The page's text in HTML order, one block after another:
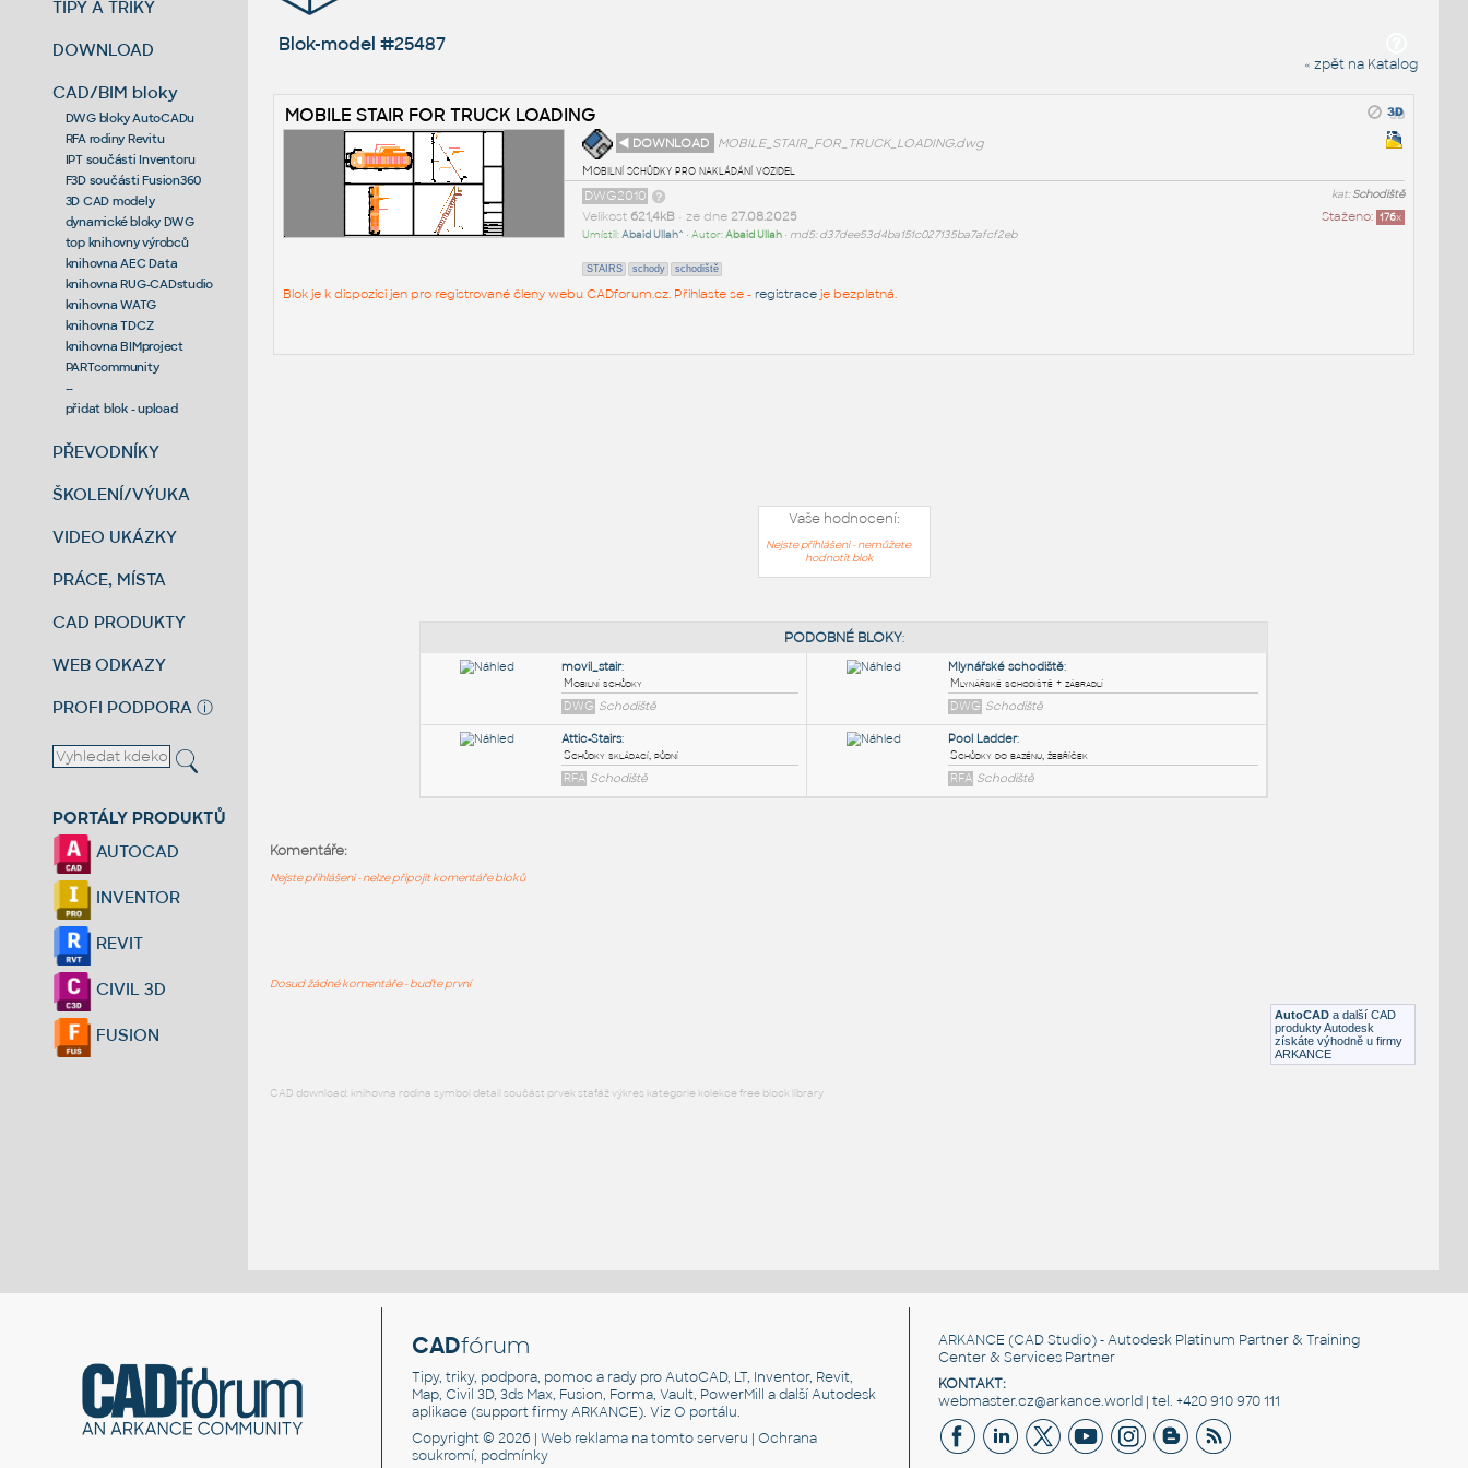
TIPY A TRIKY
DOWNLOAD
CAD/BIM bloky
DWG bloky AutoCADu
RFA rodiny Revitu
IPT součásti Inventoru
F3D součásti Fusion360
3D CAD modely
dynamické bloky DWG
top knihovny výrobců
knihovna AEC Data
knihovna RUG-CADstudio
knihovna WATG
knihovna TDCZ
knihovna BIMproject
PARTcommunity
--
přidat blok - upload
PŘEVODNÍKY
ŠKOLENÍ/VÝUKA
VIDEO UKÁZKY
PRÁCE, MÍSTA
CAD PRODUKTY
WEB ODKAZY
PROFI PODPORA ⓘ
PORTÁLY PRODUKTŮ
AUTOCAD
INVENTOR
REVIT
CIVIL 3D
FUSION
Blok-model #25487
« zpět na Katalog
MOBILE STAIR FOR TRUCK LOADING
◄ DOWNLOAD
MOBILE_STAIR_FOR_TRUCK_LOADING.dwg
Mobilní schůdky pro nakládání vozidel
kat:Schodiště
DWG2010
Staženo: 176x
Velikost 621,4kB• ze dne 27.08.2025
Umístil:Abaid Ullah^ • Autor:Abaid Ullah• md5: d37dee53d4ba151c027135ba7afcf2eb
STAIRS schody schodiště
Blok je k dispozici jen pro registrované členy webu CADforum.cz. Přihlaste se - registraceje bezplatná.
Vaše hodnocení:
Nejste přihlášeni - nemůžete
hodnotit blok
AutoCAD a další CAD
produkty Autodesk
získáte výhodně u firmy
ARKANCE
Komentáře:
Nejste přihlášeni - nelze připojit komentáře bloků
Dosud žádné komentáře - buďte první
CAD download: knihovna rodina symbol detail součást prvek stafáž výkres kategorie kolekce free block library
CADfórum
Tipy, triky, podpora, pomoc a rady pro AutoCAD, LT, Inventor, Revit,
Map, Civil 3D, 3ds Max, Fusion, Forma, Vault, PowerMill a další Autodesk
aplikace (support firmy ARKANCE). VizO portálu.
Copyright © 2026 |Web reklama na tomto serveru |Ochrana
soukromí, podmínky
ARKANCE (CAD Studio) - Autodesk Platinum Partner & Training
Center & Services Partner
KONTAKT:
webmaster.cz@arkance.world | tel. +420 910 970 111